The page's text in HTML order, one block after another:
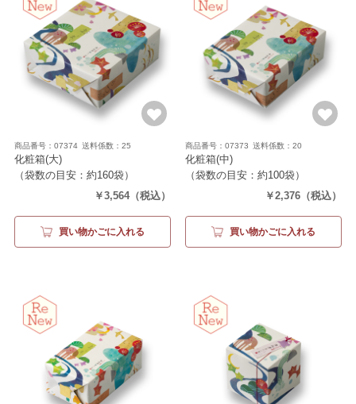
商品番号：07374 送料係数：25
化粧箱(大)
（袋数の目安：約160袋）
￥3,564（税込）
買い物かごに入れる
商品番号：07373 送料係数：20
化粧箱(中)
（袋数の目安：約100袋）
￥2,376 （税込）
買い物かごに入れる